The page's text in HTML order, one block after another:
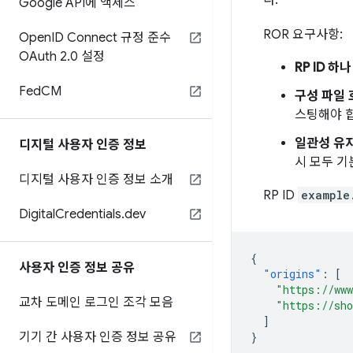
Google API에 액세스
OpenID Connect 규정 준수
OAuth 2.0 설정
FedCM
디지털 사용자 인증 정보
디지털 사용자 인증 정보 소개
DigitalCredentials.dev
사용자 인증 정보 공유
교차 도메인 로그인 조각 모음
기기 간 사용자 인증 정보 공유
ROR 요구사항:
RP ID 하
구성 파일
스팅해야
일관성 유
시 모두
RP ID
{
"origins" :
[
"https://
"https://
]
}